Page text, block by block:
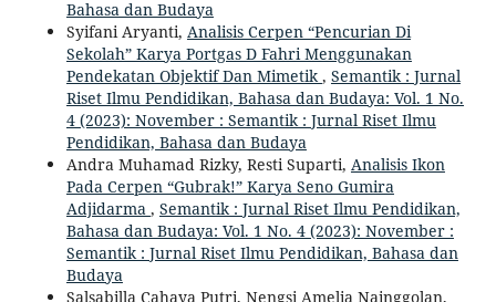
Bahasa dan Budaya
Syifani Aryanti, Analisis Cerpen “Pencurian Di
Sekolah” Karya Portgas D Fahri Menggunakan
Pendekatan Objektif Dan Mimetik , Semantik : Jurnal
Riset Ilmu Pendidikan, Bahasa dan Budaya: Vol. 1 No.
4 (2023): November : Semantik : Jurnal Riset Ilmu
Pendidikan, Bahasa dan Budaya
Andra Muhamad Rizky, Resti Suparti, Analisis Ikon
Pada Cerpen “Gubrak!” Karya Seno Gumira
Adjidarma , Semantik : Jurnal Riset Ilmu Pendidikan,
Bahasa dan Budaya: Vol. 1 No. 4 (2023): November :
Semantik : Jurnal Riset Ilmu Pendidikan, Bahasa dan
Budaya
Salsabilla Cahaya Putri, Nengsi Amelia Nainggolan,